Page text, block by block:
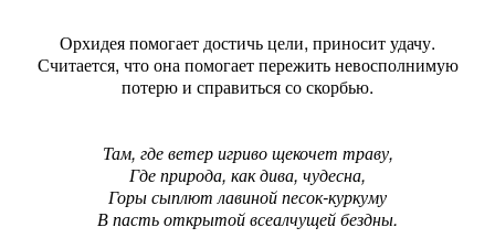
Орхидея помогает достичь цели, приносит удачу.
Считается, что она помогает пережить невосполнимую
потерю и справиться со скорбью.
Там, где ветер игриво щекочет траву,
Где природа, как дива, чудесна,
Горы сыплют лавиной песок-куркуму
В пасть открытой всеалчущей бездны.